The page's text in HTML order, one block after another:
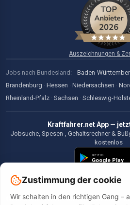
Auszeichnungen &
Jobs nach Bundesland: Baden-
Brandenburg · Hessen · Niedersachsen ·
Rheinland-Pfalz · Sachsen · Schleswig-
Kraftfahrer.net App —
Jobsuche, Spesen-, Gehaltsrechner &
kostenlos
©2026 Kraftfahrer.net. Alle Rechte
Zustimmung der cookie
Wir schalten in den richtigen Gang –